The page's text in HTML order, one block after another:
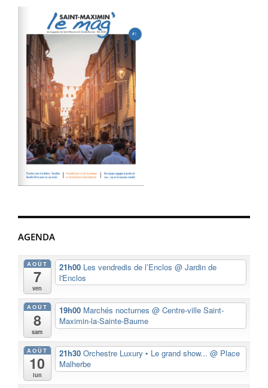
AGENDA
AOÛT
7
ven
21h00 Les vendredis de l’Enclos @ Jardin de
l'Enclos
AOÛT
8
sam
19h00 Marchés nocturnes @ Centre-ville Saint-
Maximin-la-Sainte-Baume
AOÛT
10
lun
21h30 Orchestre Luxury • Le grand show... @ Place
Malherbe